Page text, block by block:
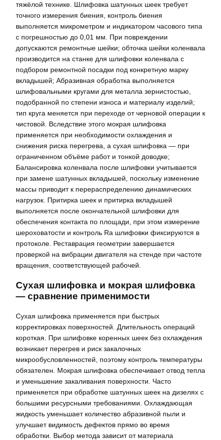
тяжёлой технике. Шлифовка шатунных шеек требует
точного измерения биения, контроль биения
выполняется микрометром и индикатором часового типа
с погрешностью до 0,01 мм. При повреждении
допускаются ремонтные шейки; обточка шейки коленвала
производится на станке для шлифовки коленвала с
подбором ремонтной посадки под конкретную марку
вкладышей; Абразивная обработка выполняется
шлифовальными кругами для металла зернистостью,
подобранной по степени износа и материалу изделий;
тип круга меняется при переходе от черновой операции к
чистовой. Вследствие этого мокрая шлифовка
применяется при необходимости охлаждения и
снижения риска перегрева, а сухая шлифовка — при
ограниченном объёме работ и тонкой доводке;
Балансировка коленвала после шлифовки учитывается
при замене шатунных вкладышей, поскольку изменение
массы приводит к перераспределению динамических
нагрузок. Притирка шеек и притирка вкладышей
выполняется после окончательной шлифовки для
обеспечения контакта по площади, при этом измерение
шероховатости и контроль Ra шлифовки фиксируются в
протоколе. Реставрация геометрии завершается
проверкой на вибрации двигателя на стенде при частоте
вращения, соответствующей рабочей.
Сухая шлифовка и мокрая шлифовка
— сравнение применимости
Сухая шлифовка применяется при быстрых
корректировках поверхностей. Длительность операций
короткая. При шлифовке коренных шеек без охлаждения
возникает перегрев и риск закалочных
микрообусловленностей, поэтому контроль температуры
обязателен. Мокрая шлифовка обеспечивает отвод тепла
и уменьшение закаливания поверхности. Часто
применяется при обработке шатунных шеек на дизелях с
большими ресурсными требованиями. Охлаждающая
жидкость уменьшает количество абразивной пыли и
улучшает видимость дефектов прямо во время
обработки. Выбор метода зависит от материала